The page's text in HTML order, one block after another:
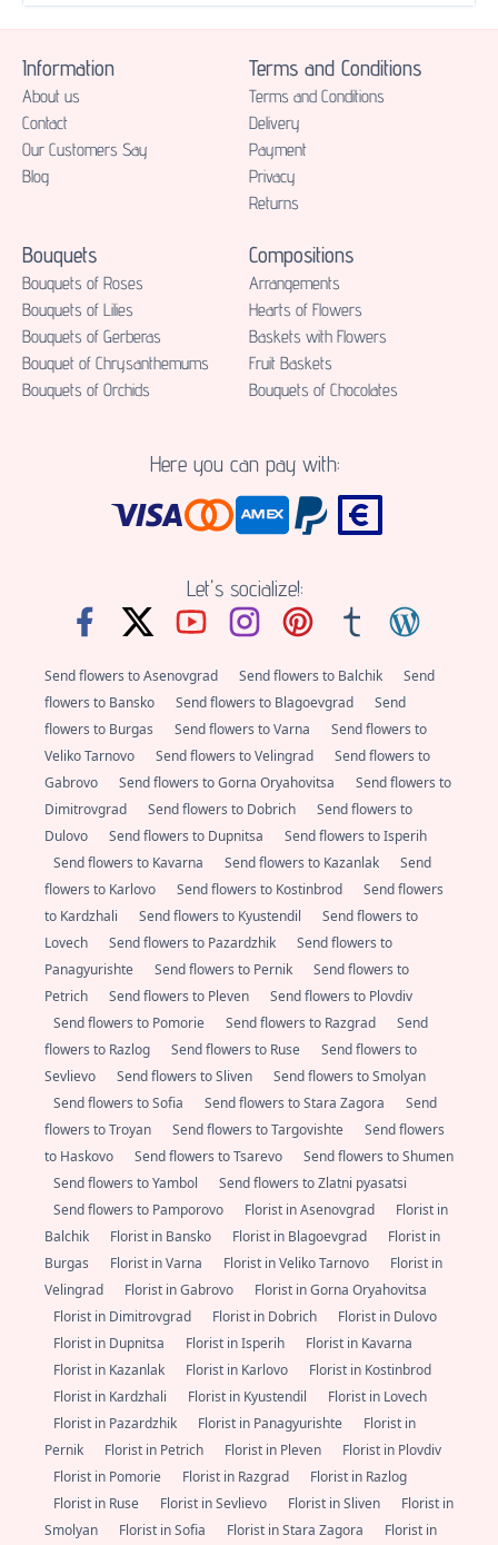
Information
About us
Contact
Our Customers Say
Blog
Terms and Conditions
Terms and Conditions
Delivery
Payment
Privacy
Returns
Bouquets
Bouquets of Roses
Bouquets of Lilies
Bouquets of Gerberas
Bouquet of Chrysanthemums
Bouquets of Orchids
Compositions
Аrrangements
Hearts of Flowers
Baskets with Flowers
Fruit Baskets
Bouquets of Chocolates
Here you can pay with:
Let's socialize!:
Send flowers to Asenovgrad Send flowers to Balchik
Send
flowers to Bansko
Send flowers to Blagoevgrad
Send
flowers to Burgas
Send flowers to Varna
Send flowers to
Veliko Tarnovo
Send flowers to Velingrad
Send flowers to
Gabrovo
Send flowers to Gorna Oryahovitsa
Send flowers to
Dimitrovgrad
Send flowers to Dobrich
Send flowers to
Dulovo
Send flowers to Dupnitsa
Send flowers to Isperih
Send flowers to Kavarna
Send flowers to Kazanlak
Send
flowers to Karlovo
Send flowers to Kostinbrod
Send flowers
to Kardzhali
Send flowers to Kyustendil
Send flowers to
Lovech
Send flowers to Pazardzhik
Send flowers to
Panagyurishte
Send flowers to Pernik
Send flowers to
Petrich
Send flowers to Pleven
Send flowers to Plovdiv
Send flowers to Pomorie
Send flowers to Razgrad
Send
flowers to Razlog
Send flowers to Ruse
Send flowers to
Sevlievo
Send flowers to Sliven
Send flowers to Smolyan
Send flowers to Sofia
Send flowers to Stara Zagora
Send
flowers to Troyan
Send flowers to Targovishte
Send flowers
to Haskovo
Send flowers to Tsarevo
Send flowers to Shumen
Send flowers to Yambol
Send flowers to Zlatni pyasatsi
Send flowers to Pamporovo
Florist in Asenovgrad
Florist in
Balchik
Florist in Bansko Florist in Blagoevgrad
Florist in
Burgas
Florist in Varna Florist in Veliko Tarnovo
Florist in
Velingrad
Florist in Gabrovo
Florist in Gorna Oryahovitsa
Florist in Dimitrovgrad
Florist in Dobrich
Florist in Dulovo
Florist in Dupnitsa
Florist in Isperih
Florist in Kavarna
Florist in Kazanlak
Florist in Karlovo
Florist in Kostinbrod
Florist in Kardzhali
Florist in Kyustendil
Florist in Lovech
Florist in Pazardzhik
Florist in Panagyurishte
Florist in
Pernik
Florist in Petrich Florist in Pleven
Florist in Plovdiv
Florist in Pomorie
Florist in Razgrad
Florist in Razlog
Florist in Ruse
Florist in Sevlievo Florist in Sliven
Florist in
Smolyan
Florist in Sofia Florist in Stara Zagora Florist in